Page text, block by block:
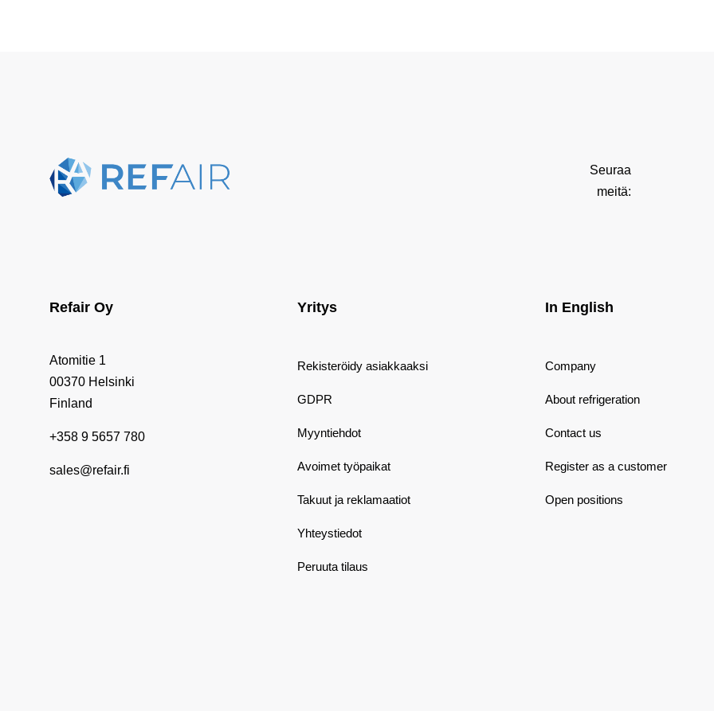
Seuraa
meitä:
Refair Oy
Atomitie 1
00370 Helsinki
Finland
+358 9 5657 780
sales@refair.fi
Yritys
Rekisteröidy asiakkaaksi
GDPR
Myyntiehdot
Avoimet työpaikat
Takuut ja reklamaatiot
Yhteystiedot
Peruuta tilaus
In English
Company
About refrigeration
Contact us
Register as a customer
Open positions